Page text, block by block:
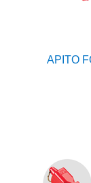
APITO